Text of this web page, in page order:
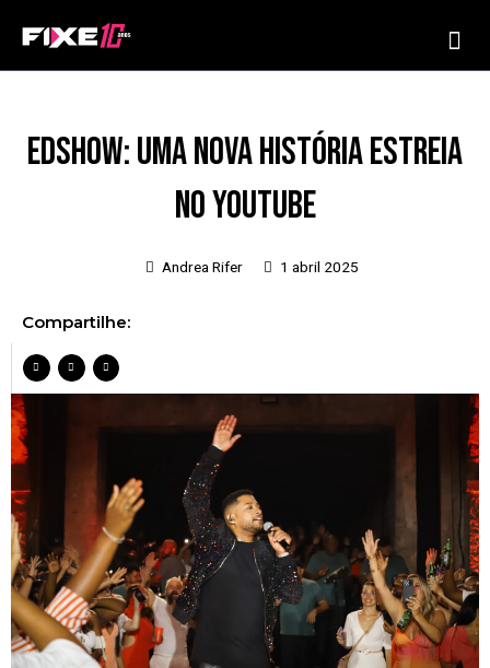
Edshow: Uma nova história estreia
no youtube
Andrea Rifer 1 abril 2025
Compartilhe: